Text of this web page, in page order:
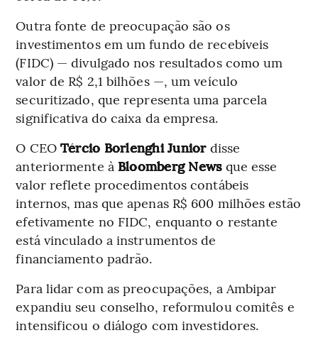
Outra fonte de preocupação são os
investimentos em um fundo de recebíveis
(FIDC) — divulgado nos resultados como um
valor de R$ 2,1 bilhões —, um veículo
securitizado, que representa uma parcela
significativa do caixa da empresa.
O CEO Tércio Borlenghi Juniordisse
anteriormente à Bloomberg News que esse
valor reflete procedimentos contábeis
internos, mas que apenas R$ 600 milhões estão
efetivamente no FIDC, enquanto o restante
está vinculado a instrumentos de
financiamento padrão.
Para lidar com as preocupações, a Ambipar
expandiu seu conselho, reformulou comitês e
intensificou o diálogo com investidores.